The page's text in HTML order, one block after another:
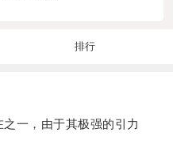
排行
一，由于其极强的引力